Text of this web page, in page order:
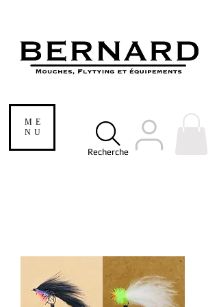
ME
NU
Recherche